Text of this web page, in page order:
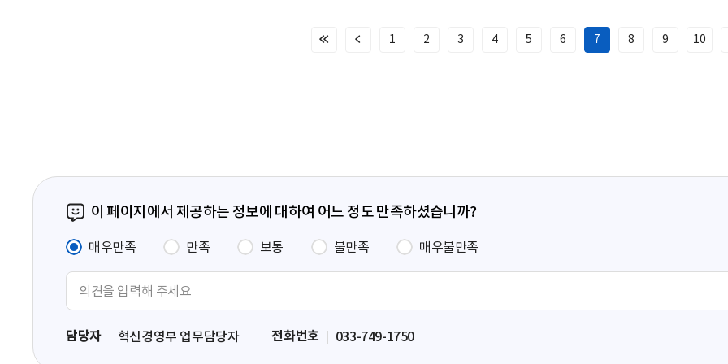
처
이
1 2 3 4 5 6 7 8 9 10
이 페이지에서 제공하는 정보에 대하여 어느 정도 만족하셨습니까?
매우만족 만족 보통 불만족 매우불만족
력
담당자 혁신경영부 업무담당자 전화번호 033-749-1750